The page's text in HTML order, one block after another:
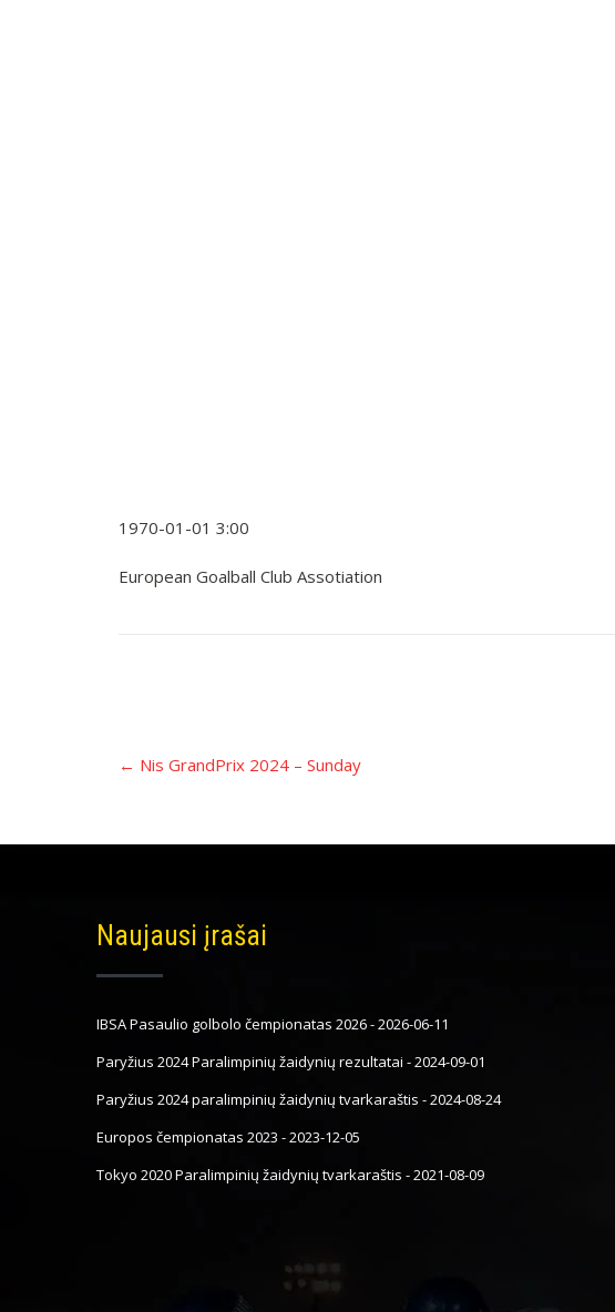
1970-01-01 3:00
European Goalball Club Assotiation
navigacija
← Nis GrandPrix 2024 – Sunday
Naujausi įrašai
IBSA Pasaulio golbolo čempionatas 2026-2026-06-11
Paryžius 2024 Paralimpinių žaidynių rezultatai -2024-09-01
Paryžius 2024 paralimpinių žaidynių tvarkaraštis -2024-08-24
Europos čempionatas 2023 -2023-12-05
Tokyo 2020 Paralimpinių žaidynių tvarkaraštis -2021-08-09